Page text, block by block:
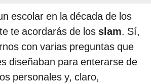
escolar en la década de los
te acordarás de los slam. Sí,
con varias preguntas que
diseñaban para enterarse de
personales y, claro,